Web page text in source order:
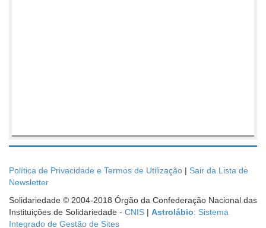
Política de Privacidade e Termos de Utilização | Sair da Lista de
Newsletter
Solidariedade © 2004-2018 Órgão da Confederação Nacional das
Instituições de Solidariedade - CNIS | Astrolábio: Sistema
Integrado de Gestão de Sites